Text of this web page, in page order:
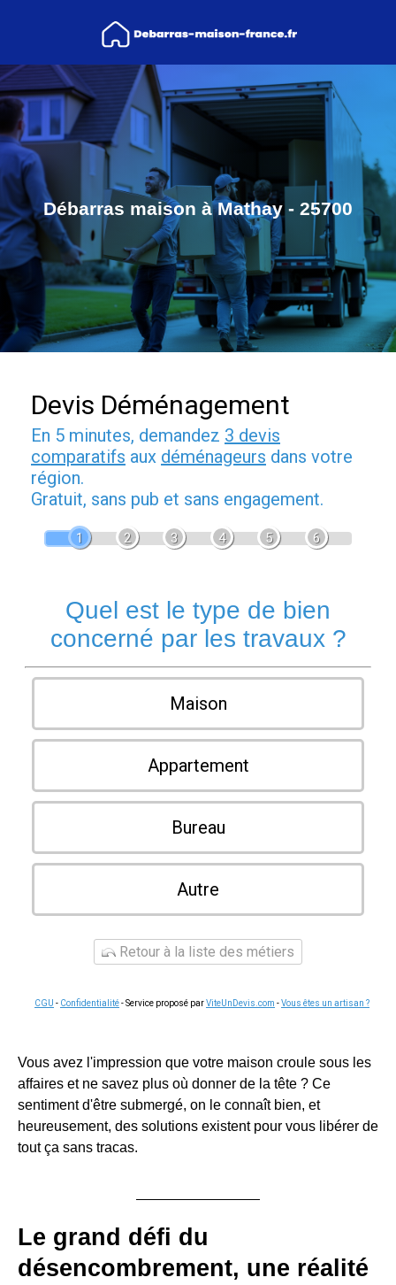
Débarras maison à Mathay - 25700
Devis Déménagement
En 5 minutes, demandez 3 devis
comparatifs aux déménageurs dans votre
région.
Gratuit, sans pub et sans engagement.
1 2 3 4 5 6
Quel est le type de bien
concerné par les travaux ?
Maison
Appartement
Bureau
Autre
Retour à la liste des métiers
CGU - Confidentialité- Service proposé parViteUnDevis.com -Vous êtes un artisan ?
Vous avez l'impression que votre maison croule sous les
affaires et ne savez plus où donner de la tête ? Ce
sentiment d'être submergé, on le connaît bien, et
heureusement, des solutions existent pour vous libérer de
tout ça sans tracas.
Le grand défi du
désencombrement, une réalité